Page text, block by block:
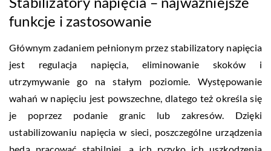
funkcje i zastosowanie
Głównym zadaniem pełnionym przez stabilizatory napięcia
jest regulacja napięcia, eliminowanie skoków i
utrzymywanie go na stałym poziomie. Występowanie
wahań w napięciu jest powszechne, dlatego też określa się
je poprzez podanie granic lub zakresów. Dzięki
ustabilizowaniu napięcia w sieci, poszczególne urządzenia
będą pracować stabilniej, a ich ryzyko ich uszkodzenia